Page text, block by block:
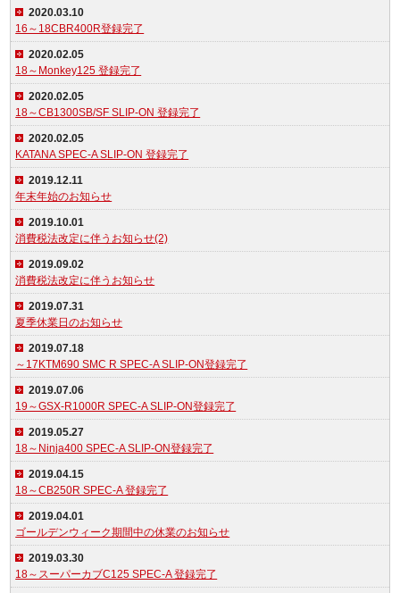
2020.03.10
16～18CBR400R登録完了
2020.02.05
18～Monkey125 登録完了
2020.02.05
18～CB1300SB/SF SLIP-ON 登録完了
2020.02.05
KATANA SPEC-A SLIP-ON 登録完了
2019.12.11
年末年始のお知らせ
2019.10.01
消費税法改定に伴うお知らせ(2)
2019.09.02
消費税法改定に伴うお知らせ
2019.07.31
夏季休業日のお知らせ
2019.07.18
～17KTM690 SMC R SPEC-A SLIP-ON登録完了
2019.07.06
19～GSX-R1000R SPEC-A SLIP-ON登録完了
2019.05.27
18～Ninja400 SPEC-A SLIP-ON登録完了
2019.04.15
18～CB250R SPEC-A 登録完了
2019.04.01
ゴールデンウィーク期間中の休業のお知らせ
2019.03.30
18～スーパーカブC125 SPEC-A 登録完了